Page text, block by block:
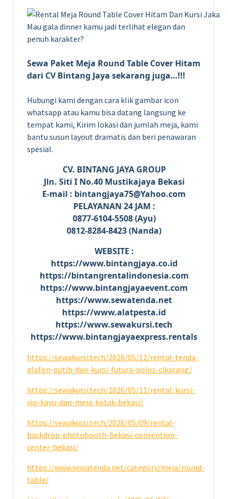
Mau gala dinner kamu jadi terlihat elegan dan
penuh karakter?
Sewa Paket Meja Round Table Cover Hitam
dari CV Bintang Jaya sekarang juga…!!!
Hubungi kami dengan cara klik gambar icon
whatsapp atau kamu bisa datang langsung ke
tempat kami, Kirim lokasi dan jumlah meja, kami
bantu susun layout dramatis dan beri penawaran
spesial.
CV. BINTANG JAYA GROUP
Jln. Siti I No.40 Mustikajaya Bekasi
E-mail : bintangjaya75@Yahoo.com
PELAYANAN 24 JAM :
0877-6104-5508 (Ayu)
0812-8284-8423 (Nanda)
WEBSITE :
https://www.bintangjaya.co.id
https://bintangrentalindonesia.com
https://www.bintangjayaevent.com
https://www.sewatenda.net
https://www.alatpesta.id
https://www.sewakursi.tech
https://www.bintangjayaexpress.rentals
https://sewakursi.tech/2026/05/12/rental-tenda-
plafon-putih-dan-kursi-futura-polos-cikarang/
https://sewakursi.tech/2026/05/11/rental-kursi-
vip-kayu-dan-meja-kotak-bekasi/
https://sewakursi.tech/2026/05/09/rental-
backdrop-photobooth-bekasi-convention-
center-bekasi/
https://www.sewatenda.net/category/meja/round-
table/